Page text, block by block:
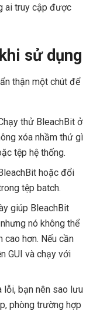
ai truy cập được
sử dụng
thận một chút để
thử BleachBit ở
xóa nhầm thứ gì
tệp hệ thống.
hoặc đổi
tệp batch.
giúp BleachBit
nó không thể
cao hơn. Nếu cần
GUI và chạy với
lỗi, bạn nên sao lưu
phòng trường hợp